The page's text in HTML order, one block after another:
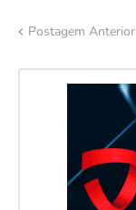
Postagem Anterior